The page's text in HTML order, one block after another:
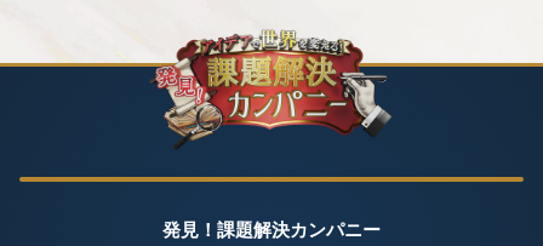
発見！課題解決カンパニー